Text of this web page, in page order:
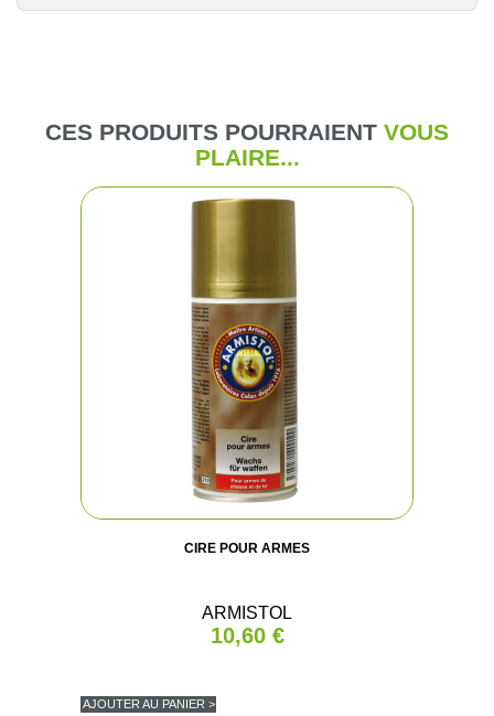
CES PRODUITS POURRAIENT VOUS
PLAIRE...
CIRE POUR ARMES
ARMISTOL
10,60 €
AJOUTER AU PANIER >